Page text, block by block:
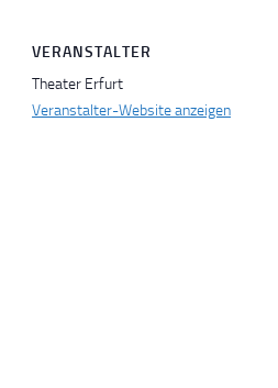
VERANSTALTER
Theater Erfurt
Veranstalter-Website anzeigen